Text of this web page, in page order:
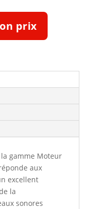
prix
gamme Moteur
aux
excellent
la
sonores